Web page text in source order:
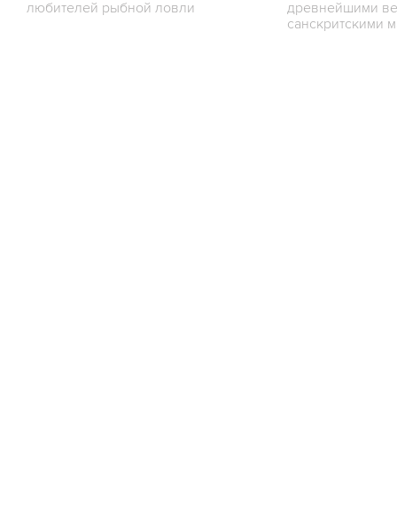
любителей рыбной ловли
древнейшими
санскритскими